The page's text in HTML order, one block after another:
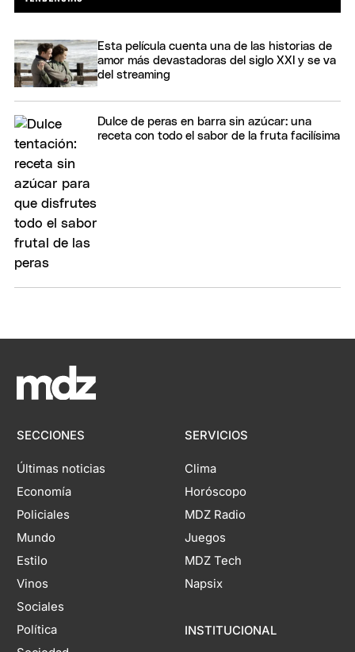
Esta película cuenta una de las historias de
amor más devastadoras del siglo XXI y se va
del streaming
Dulce de peras en barra sin azúcar: una
receta con todo el sabor de la fruta facilísima
SECCIONES
Últimas noticias
Economía
Policiales
Mundo
Estilo
Vinos
Sociales
Política
SERVICIOS
Clima
Horóscopo
MDZ Radio
Juegos
MDZ Tech
Napsix
INSTITUCIONAL